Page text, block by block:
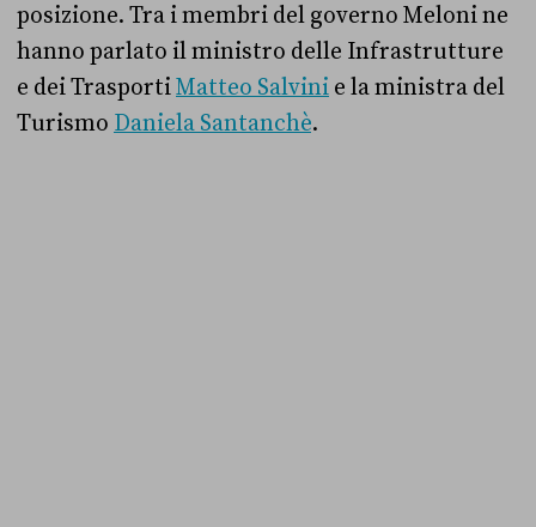
posizione. Tra i membri del governo Meloni ne
hanno parlato il ministro delle Infrastrutture
e dei TrasportiMatteo Salvini e la ministra del
Turismo Daniela Santanchè.